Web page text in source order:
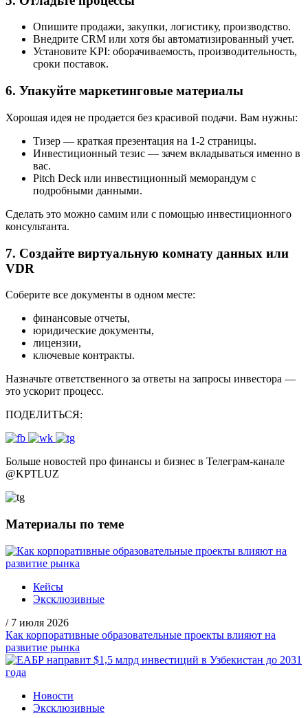
Опишите продажи, закупки, логистику, производство.
Внедрите CRM или хотя бы автоматизированный учет.
Установите KPI: оборачиваемость, производительность,
сроки поставок.
6. Упакуйте маркетинговые материалы
Хорошая идея не продается без красивой подачи. Вам нужны:
Тизер — краткая презентация на 1-2 страницы.
Инвестиционный тезис — зачем вкладываться именно в
вас.
Pitch Deck или инвестиционный меморандум с
подробными данными.
Сделать это можно самим или с помощью инвестиционного
консультанта.
7. Создайте виртуальную комнату данных или
VDR
Соберите все документы в одном месте:
финансовые отчеты,
юридические документы,
лицензии,
ключевые контракты.
Назначьте ответственного за ответы на запросы инвестора —
это ускорит процесс.
ПОДЕЛИТЬСЯ:
Больше новостей про финансы и бизнес в Телеграм-канале
@KPTLUZ
Материалы по теме
Кейсы
Эксклюзивные
/ 7 июля 2026
Как корпоративные образовательные проекты влияют на
развитие рынка
Новости
Эксклюзивные